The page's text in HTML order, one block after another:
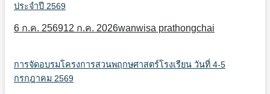
ประจำปี 2569
6 ก.ค. 256912 ก.ค. 2026wanwisa prathongchai
การจัดอบรมโครงการสวนพฤกษศาสตร์โรงเรียน วันที่ 4-5
กรกฎาคม 2569